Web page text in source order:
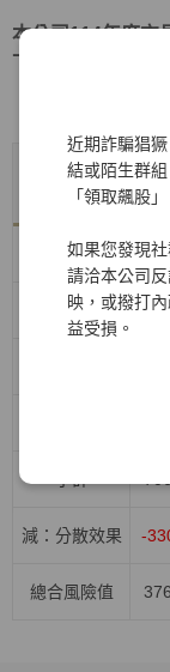
近期詐騙猖
結或陌生群
「領取飆股
如果您發現
請洽本公司
映，或撥打
益受損。
本公司114年度交
下表：
風險別
年
股權風險
利率風險
減：分散效果 -
總合風險值